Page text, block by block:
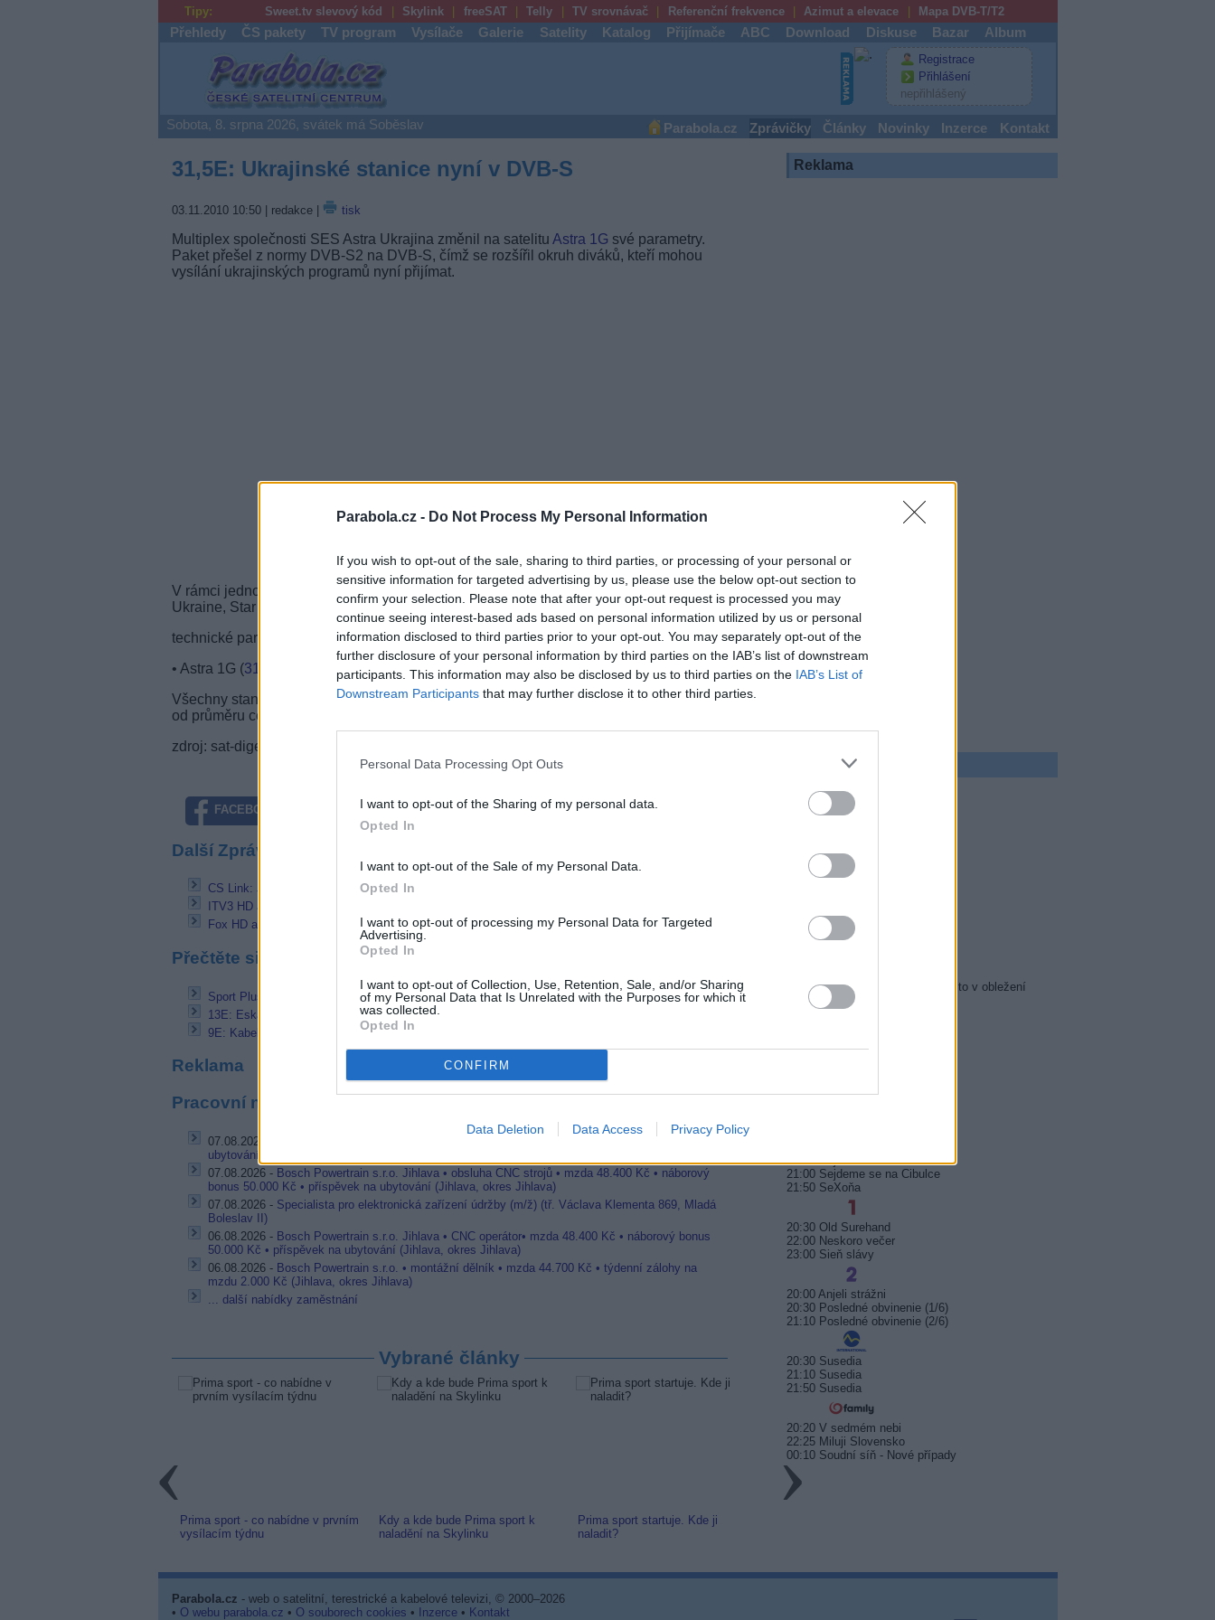
Parabola.cz - Do Not Process My Personal Information
If you wish to opt-out of the sale, sharing to third parties, or processing of your personal or
sensitive information for targeted advertising by us, please use the below opt-out section to
confirm your selection. Please note that after your opt-out request is processed you may
continue seeing interest-based ads based on personal information utilized by us or personal
information disclosed to third parties prior to your opt-out. You may separately opt-out of the
further disclosure of your personal information by third parties on the IAB’s list of downstream
participants. This information may also be disclosed by us to third parties on the IAB’s List of
Downstream Participants that may further disclose it to other third parties.
Personal Data Processing Opt Outs
I want to opt-out of the Sharing of my personal data.
Opted In
I want to opt-out of the Sale of my Personal Data.
Opted In
I want to opt-out of processing my Personal Data for Targeted
Advertising.
Opted In
I want to opt-out of Collection, Use, Retention, Sale, and/or Sharing
of my Personal Data that Is Unrelated with the Purposes for which it
was collected.
Opted In
CONFIRM
Data Deletion Data Access Privacy Policy
Tipy: Sweet.tv slevový kód Skylink freeSAT Telly TV srovnávač Referenční frekvence Azimut a elevace Mapa DVB-T/T2
Přehledy ČS pakety TV program Vysílače Galerie Satelity Katalog Přijímače ABC Download Diskuse Bazar Album
Parabola.cz
Registrace
Přihlášení
nepřihlášený
Sobota, 8. srpna 2026, svátek má Soběslav Parabola.cz Zprávičky Články Novinky Inzerce Kontakt
31,5E: Ukrajinské stanice nyní v DVB-S
03.11.2010 10:50| redakce | tisk
Multiplex společnosti SES Astra Ukrajina změnil na satelitu Astra 1G své parametry.
Paket přešel z normy DVB-S2 na DVB-S, čímž se rozšířil okruh diváků, kteří mohou
vysílání ukrajinských programů nyní přijímat.
V rámci jednoho multiplexu vysílají programy RADA, KRT, Glas, English Club, Kanal 5
Ukraine, Star TV Ukraine, UBC a SCI (Slavonic Channel International).
technické parametry:
• Astra 1G (31,5°E
), freq. 12,090 GHz, pol. V, SR 27500, FEC 3/4, DVB-S/QPSK
Všechny stanice v multiplexu vysílají FTAa pro příjem transpondéru postačí parabola
od průměru cca 70 cm.
zdroj: sat-digest.com
FACEBOOK TWITTER
Další Zprávičky
CS Link: JOJ a JOJ Plus na starém kmitočtu do čtvrtka
ITV3 HD a ITV4 HD testují na 28,2E
Fox HD a Nat Geo HD v paketu KabelKiosk
Přečtěte si také
Sport Plus a Comedy TV v nabídce Trikolor TV
13E: Eska TV a TVR pouze v DVB-S
9E: KabelKiosk se rozšířil o Mediaset Italia
Reklama
Pracovní nabídky
07.08.2026 -
Bosch Powertrain s.r.o. Jihlava • linkový střídač • mzda 48.400 Kč • příspěvek na
ubytování (Jihlava, okres Jihlava)
07.08.2026 - Bosch Powertrain s.r.o. Jihlava • obsluha CNC strojů • mzda 48.400 Kč • náborový
bonus 50.000 Kč • příspěvek na ubytování (Jihlava, okres Jihlava)
07.08.2026 - Specialista pro elektronická zařízení údržby (m/ž) (tř. Václava Klementa 869, Mladá
Boleslav II)
06.08.2026 - Bosch Powertrain s.r.o. Jihlava • CNC operátor• mzda 48.400 Kč • náborový bonus
50.000 Kč • příspěvek na ubytování (Jihlava, okres Jihlava)
06.08.2026 - Bosch Powertrain s.r.o. • montážní dělník • mzda 44.700 Kč • týdenní zálohy na
mzdu 2.000 Kč (Jihlava, okres Jihlava)
... další nabídky zaměstnání
Vybrané články
Prima sport - co nabídne v prvním
vysílacím týdnu
Kdy a kde bude Prima sport k
naladění na Skylinku
Prima sport startuje. Kde ji
naladit?
Reklama
TV program
22:05 Všechnopárty
00:05 Instagram: trh marnosti
01:05 Policejní akademie 6: Město v obležení
22:40 Na vlastní nebezpečí
20:10 Profesionálové (3)
20:05 Sejdeme se na Cibulce
21:00 Sejdeme se na Cibulce
21:50 SeXoňa
20:30 Old Surehand
22:00 Neskoro večer
23:00 Sieň slávy
20:00 Anjeli strážni
20:30 Posledné obvinenie (1/6)
21:10 Posledné obvinenie (2/6)
20:30 Susedia
21:10 Susedia
21:50 Susedia
20:20 V sedmém nebi
22:25 Miluji Slovensko
00:10 Soudní síň - Nové případy
Parabola.cz - web o satelitní, terestrické a kabelové televizi, © 2000–2026
• O webu parabola.cz • O souborech cookies • Inzerce• Kontakt